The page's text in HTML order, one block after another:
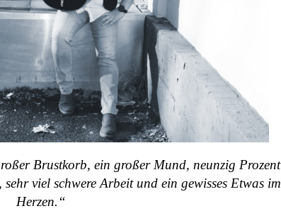
Brustkorb, ein großer Mund, neunzig Prozent
sehr viel schwere Arbeit und ein gewisses Etwas im
Herzen.“